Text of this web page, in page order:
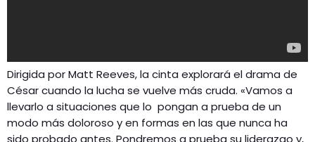
Dirigida por Matt Reeves, la cinta explorará el drama de
César cuando la lucha se vuelve más cruda. «Vamos a
llevarlo a situaciones que lo pongan a prueba de un
modo más doloroso y en formas en las que nunca ha
sido probado antes. Pondremos a prueba su liderazgo y,